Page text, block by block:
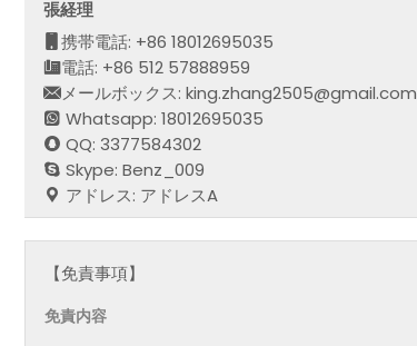
張経理
携帯電話: +86 18012695035
電話: +86 512 57888959
メールボックス: king.zhang2505@gmail.com
Whatsapp: 18012695035
QQ: 3377584302
Skype: Benz_009
アドレス: アドレスA
【免責事項】
免責内容